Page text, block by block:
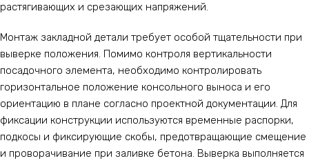
растягивающих и срезающих напряжений.
Монтаж закладной детали требует особой тщательности при
выверке положения. Помимо контроля вертикальности
посадочного элемента, необходимо контролировать
горизонтальное положение консольного выноса и его
ориентацию в плане согласно проектной документации. Для
фиксации конструкции используются временные распорки,
подкосы и фиксирующие скобы, предотвращающие смещение
и проворачивание при заливке бетона. Выверка выполняется